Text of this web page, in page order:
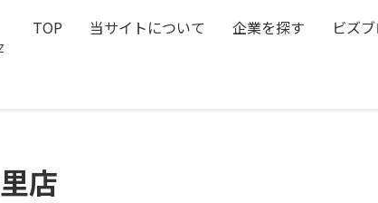
TOP 当サイトについて 企業を探す ビズ
店